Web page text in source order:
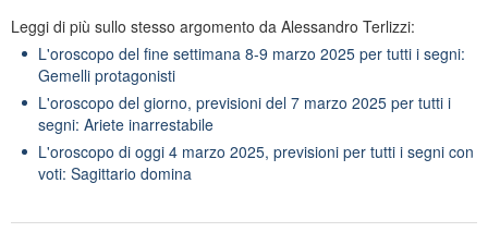
Leggi di più sullo stesso argomento da Alessandro Terlizzi:
L'oroscopo del fine settimana 8-9 marzo 2025 per tutti i segni:
Gemelli protagonisti
L'oroscopo del giorno, previsioni del 7 marzo 2025 per tutti i
segni: Ariete inarrestabile
L'oroscopo di oggi 4 marzo 2025, previsioni per tutti i segni con
voti: Sagittario domina